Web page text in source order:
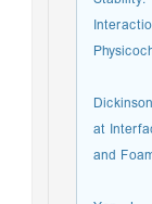
29.
at
and